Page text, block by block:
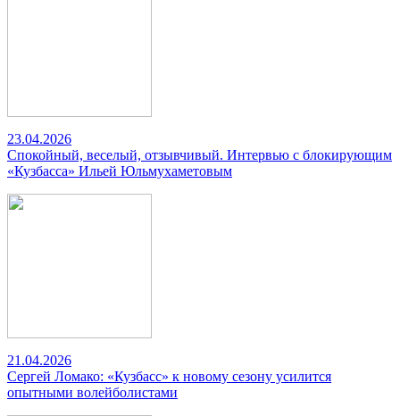
23.04.2026
Спокойный, веселый, отзывчивый. Интервью с блокирующим
«Кузбасса» Ильей Юльмухаметовым
21.04.2026
Сергей Ломако: «Кузбасс» к новому сезону усилится
опытными волейболистами